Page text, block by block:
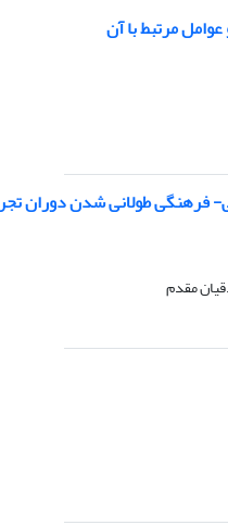
مرتبط با آن
فرهنگی طولانی شدن دوران
مقدم